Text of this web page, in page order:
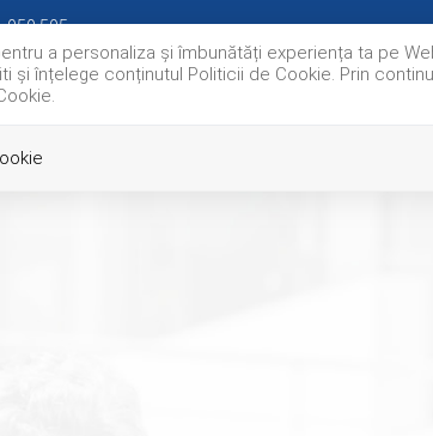
a personaliza și îmbunătăți experiența ta pe
și înțelege conținutul Politicii de Cookie. Prin
959.595